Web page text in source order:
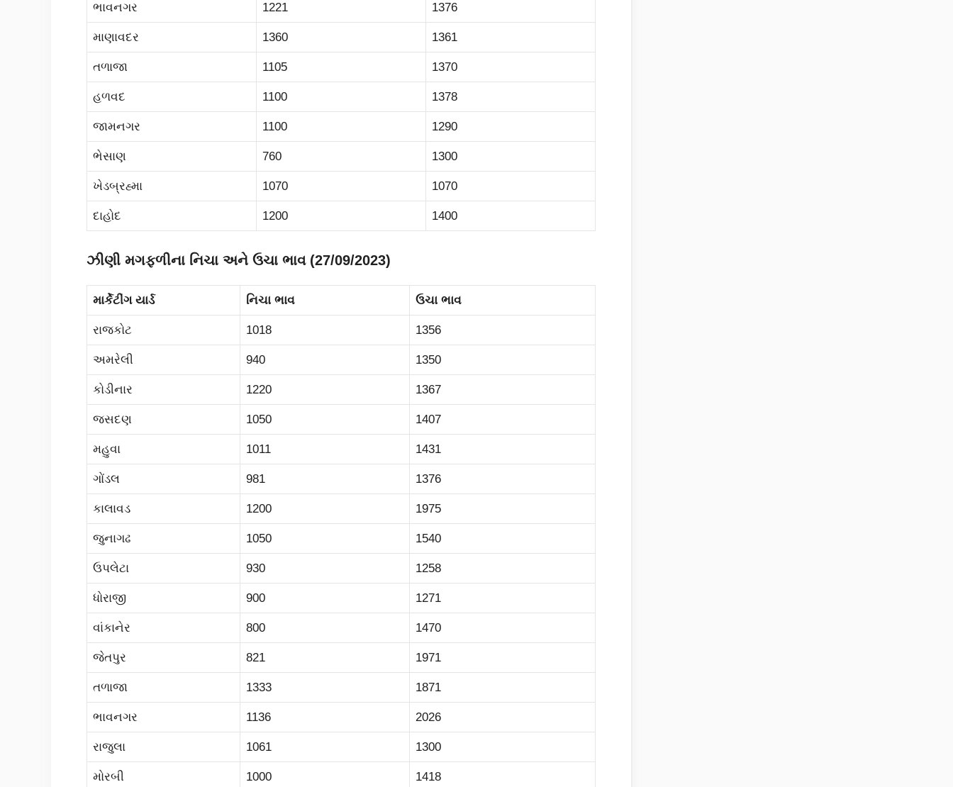
ભાવનગર 1221 1376
માણાવદર 1360 1361
તળાજા 1105 1370
હળવદ 1100 1378
જામનગર 1100 1290
ભેસાણ 760 1300
ખેડબ્રહ્મા 1070 1070
દાહોદ 1200 1400
ઝીણી મગફળીના નિચા અને ઉચા ભાવ (27/09/2023)
માર્કેટીંગ યાર્ડ નિચા ભાવ ઉચા ભાવ
રાજકોટ 1018 1356
અમરેલી 940 1350
કોડીનાર 1220 1367
જસદણ 1050 1407
મહુવા 1011 1431
ગોંડલ 981 1376
કાલાવડ 1200 1975
જુનાગઢ 1050 1540
ઉપલેટા 930 1258
ધોરાજી 900 1271
વાંકાનેર 800 1470
જેતપુર 821 1971
તળાજા 1333 1871
ભાવનગર 1136 2026
રાજુલા 1061 1300
મોરબી 1000 1418